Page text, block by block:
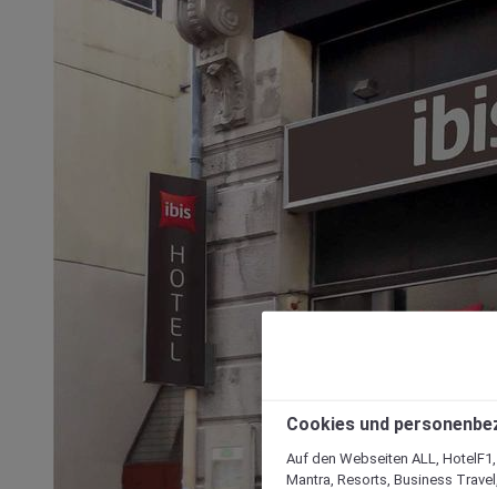
Cookies und
Auf den Webseiten ALL,
Mantra, Resorts, Business